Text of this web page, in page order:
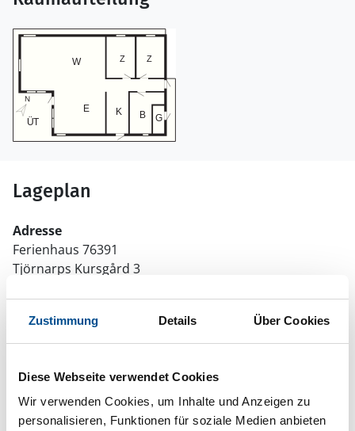
Zustimmung Details Über Cookies
Diese Webseite verwendet Cookies
Wir verwenden Cookies, um Inhalte und Anzeigen zu
personalisieren, Funktionen für soziale Medien anbieten
Lageplan
Adresse
Ferienhaus 76391
Tjörnarps Kursgård 3
In Ihrem Browser scheint ein
Skriptblocker/AdBlocker aktiviert zu sein!